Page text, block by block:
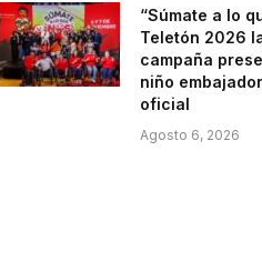
“Súmate a lo
Teletón 2026
campaña
niño
oficial
Agosto 6, 2026